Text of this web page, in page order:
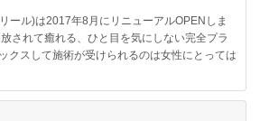
ール)は2017年8月にリニューアルOPENしま
されて癒れる、ひと目を気にしない完全プラ
クスして施術が受けられるのは女性にとっては